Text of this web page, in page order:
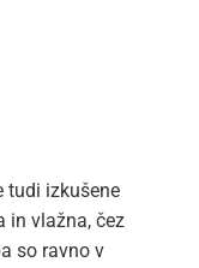
tudi izkušene
in vlažna, čez
so ravno v